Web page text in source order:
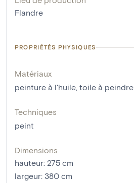
Flandre
PROPRIÉTÉS PHYSIQUES
Matériaux
peinture à l'huile, toile à peindre
Techniques
peint
Dimensions
hauteur: 275 cm
largeur: 380 cm